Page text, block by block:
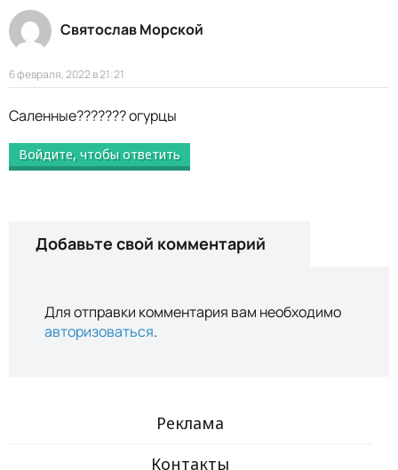
Святослав Морской
6 февраля, 2022 в 21:21
Саленные??????? огурцы
Войдите, чтобы ответить
Добавьте свой комментарий
Для отправки комментария вам необходимо
авторизоваться.
Реклама
Контакты